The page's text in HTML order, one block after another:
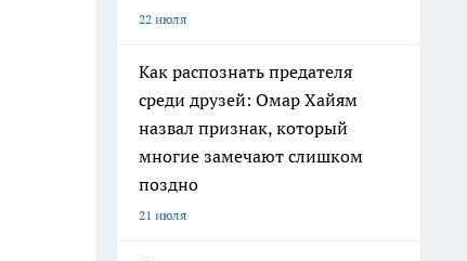
22 июля
Как распознать предателя
среди друзей: Омар Хайям
назвал признак, который
многие замечают слишком
поздно
21 июля